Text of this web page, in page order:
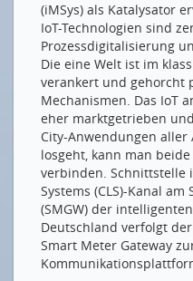
(iMSys) als Katalysator
IoT-Technologien sind
Prozessdigitalisierung
Die eine Welt ist im
verankert und gehorcht
Mechanismen. Das IoT
eher marktgetrieben
City-Anwendungen aller
losgeht, kann man
verbinden. Schnittstelle
Systems (CLS)-Kanal
(SMGW) der
Deutschland verfolgt
Smart Meter Gateway